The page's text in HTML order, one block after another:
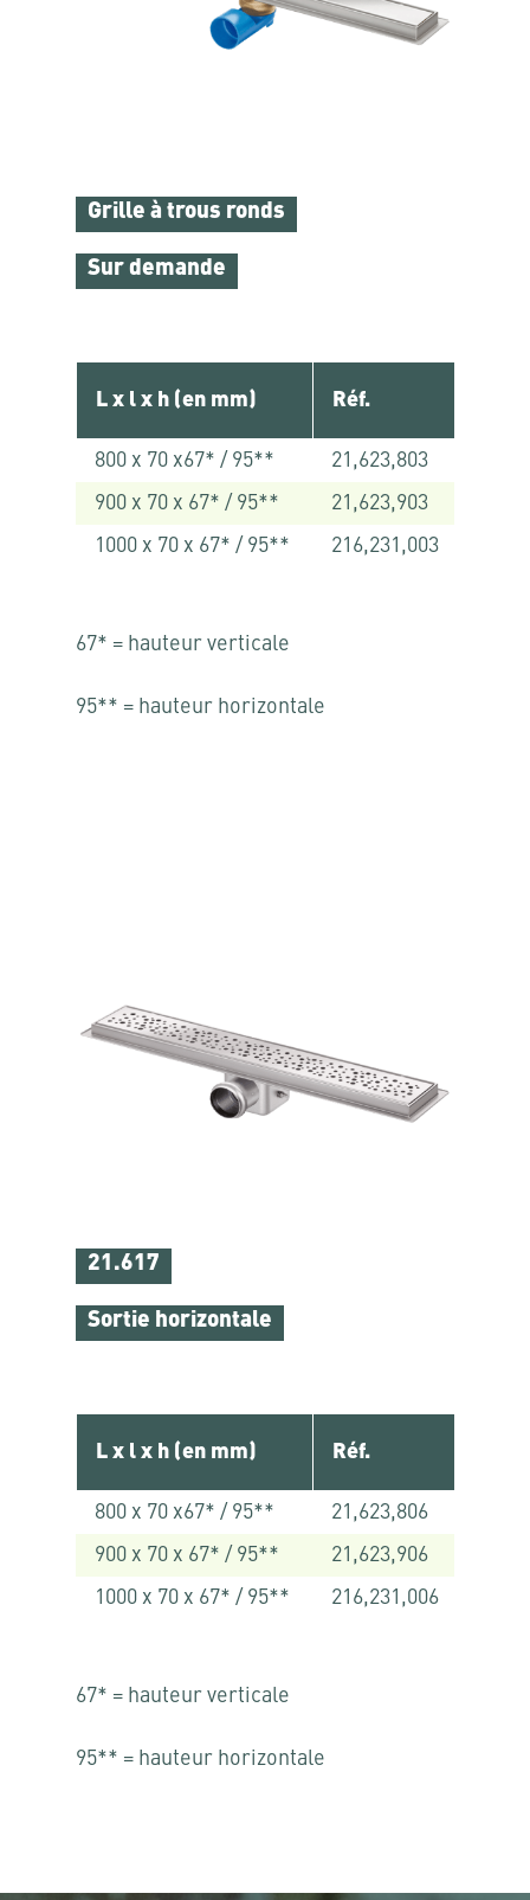
Grille à trous ronds
Sur demande
L x l x h (en mm) Réf.
800 x 70 x67* / 95**
21,623,803
900 x 70 x 67* / 95**
21,623,903
1000 x 70 x 67* / 95**
216,231,003
67* = hauteur verticale
95** = hauteur horizontale
21.617
Sortie horizontale
L x l x h (en mm) Réf.
800 x 70 x67* / 95**
21,623,806
900 x 70 x 67* / 95**
21,623,906
1000 x 70 x 67* / 95**
216,231,006
67* = hauteur verticale
95** = hauteur horizontale